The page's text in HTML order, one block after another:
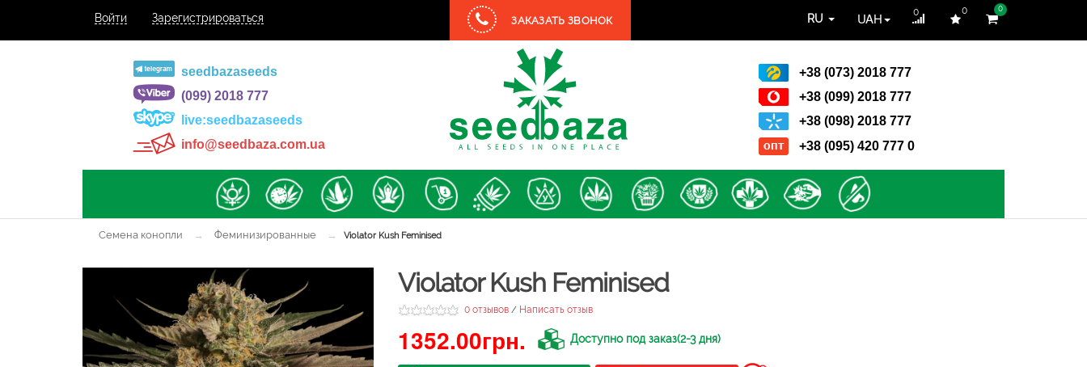
Войти Зарегистрироваться
0
RU UAH 0 0
ЗАКАЗАТЬ ЗВОНОК
seedbazaseeds
(099) 2018 777
live:seedbazaseeds
info@seedbaza.com.ua
+38 (073) 2018 777
+38 (099) 2018 777
+38 (098) 2018 777
+38 (095) 420 777 0
Семена конопли → Феминизированные → Violator Kush Feminised
Violator Kush Feminised
0 отзывов / Написать отзыв
1352.00грн. Доступно под заказ(2-3 дня)